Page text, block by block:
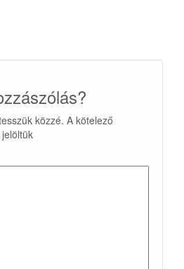
közzé. A kötelező